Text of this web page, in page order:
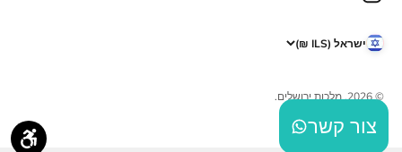
ישראל (ILS ₪)
© 2026, מלכות ירושלים.
צור קשר